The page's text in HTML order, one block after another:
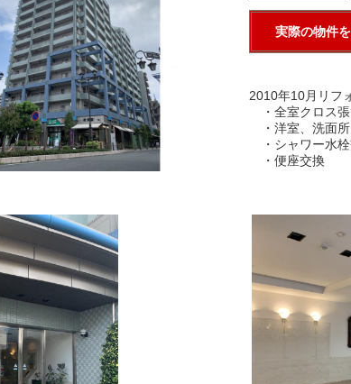
実際の物件
2010年10月リフ
・全室クロス
・洋室、洗面
・シャワー水
・便座交換